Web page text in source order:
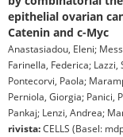
epithelial ovarian
Catenin and c-Myc
Anastasiadou, Eleni;
Farinella, Federica;
Pontecorvi, Paola;
Perniola, Giorgia; Panici,
Pankaj; Lenzi, Andrea;
rivista:CELLS (Basel: